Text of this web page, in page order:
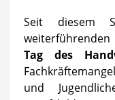
Seit diesem
weiterführenden
Tag des
und